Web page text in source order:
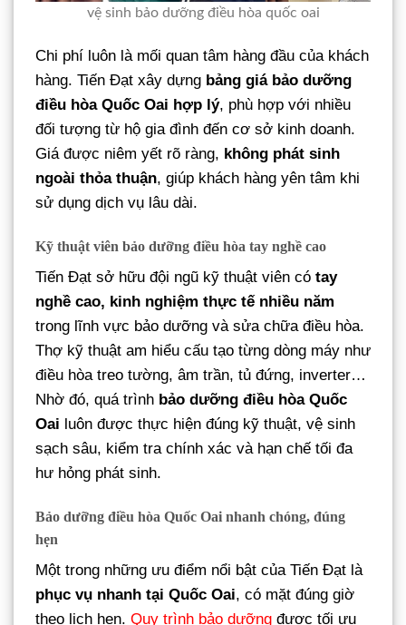
vệ sinh bảo dưỡng điều hòa quốc oai
Chi phí luôn là mối quan tâm hàng đầu của khách
hàng. Tiến Đạt xây dựng bảng giá bảo dưỡng
điều hòa Quốc Oai hợp lý, phù hợp với nhiều
đối tượng từ hộ gia đình đến cơ sở kinh doanh.
Giá được niêm yết rõ ràng, không phát sinh
ngoài thỏa thuận, giúp khách hàng yên tâm khi
sử dụng dịch vụ lâu dài.
Kỹ thuật viên bảo dưỡng điều hòa tay nghề cao
Tiến Đạt sở hữu đội ngũ kỹ thuật viên có tay
nghề cao, kinh nghiệm thực tế nhiều năm
trong lĩnh vực bảo dưỡng và sửa chữa điều hòa.
Thợ kỹ thuật am hiểu cấu tạo từng dòng máy như
điều hòa treo tường, âm trần, tủ đứng, inverter…
Nhờ đó, quá trình bảo dưỡng điều hòa Quốc
Oai luôn được thực hiện đúng kỹ thuật, vệ sinh
sạch sâu, kiểm tra chính xác và hạn chế tối đa
hư hỏng phát sinh.
Bảo dưỡng điều hòa Quốc Oai nhanh chóng, đúng
hẹn
Một trong những ưu điểm nổi bật của Tiến Đạt là
phục vụ nhanh tại Quốc Oai, có mặt đúng giờ
theo lịch hẹn. Quy trình bảo dưỡng được tối ưu